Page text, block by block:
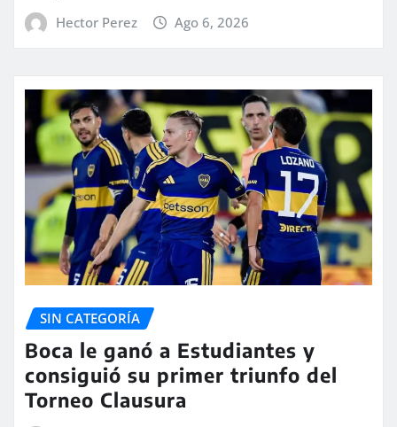
Hector Perez Ago 6, 2026
SIN CATEGORÍA
Boca le ganó a Estudiantes y
consiguió su primer triunfo del
Torneo Clausura